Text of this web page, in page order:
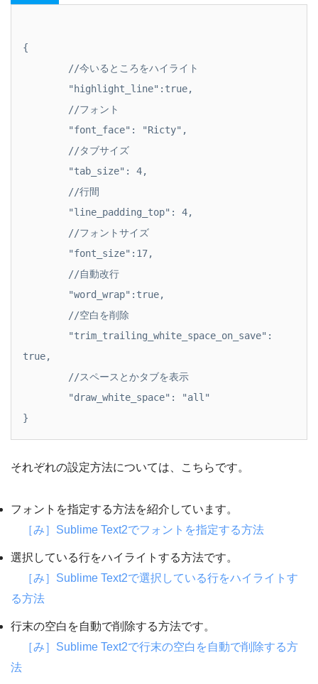
{
true,
それぞれの設定方法については、こちらです。
フォントを指定する方法を紹介しています。
［み］Sublime Text2でフォントを指定する方法
選択している行をハイライトする方法です。
［み］Sublime Text2で選択している行をハイライトす
る方法
行末の空白を自動で削除する方法です。
［み］Sublime Text2で行末の空白を自動で削除する方
法